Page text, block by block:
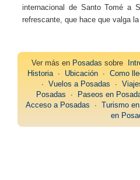
internacional de Santo Tomé a
refrescante, que hace que valga
Ver más en Posadas sobre
Historia∙ Ubicación∙ Como
∙ Vuelos a Posadas ∙
Posadas ∙ Paseos en
Acceso a Posadas ∙ Turismo
en